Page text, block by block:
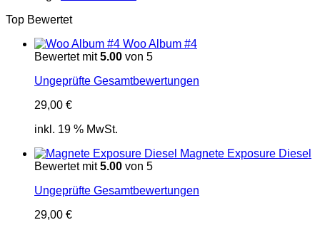
Top Bewertet
Woo Album #4
Bewertet mit5.00 von 5
Ungeprüfte Gesamtbewertungen
29,00 €
inkl. 19 % MwSt.
Magnete Exposure Diesel
Bewertet mit5.00 von 5
Ungeprüfte Gesamtbewertungen
29,00 €